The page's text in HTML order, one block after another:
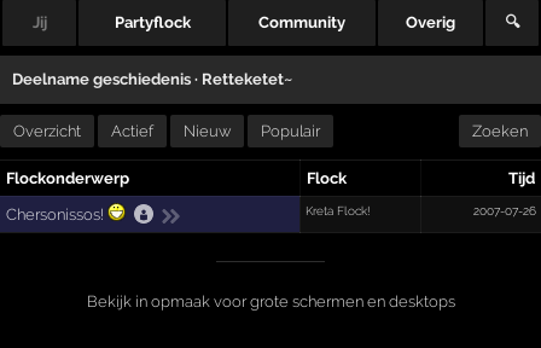
Jij Partyflock Community Overig 🔍
Deelname geschiedenis · Retteketet~
Overzicht Actief Nieuw Populair Zoeken
Flockonderwerp Flock
Tijd
Chersonissos!
Kreta Flock! 2007-07-26
Bekijk in opmaak voor grote schermen en desktops